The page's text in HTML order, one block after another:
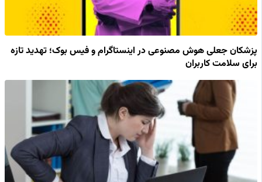
پزشکان جعلی هوش مصنوعی در اینستاگرام و فیس بوک؛ تهدید تازه
برای سلامت کاربران